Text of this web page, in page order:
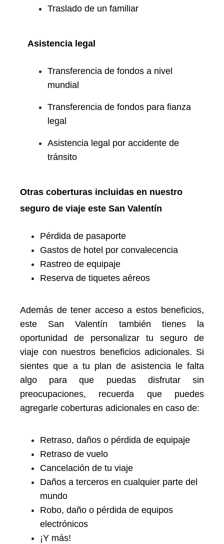
Traslado de un familiar
Asistencia legal
Transferencia de fondos a nivel
mundial
Transferencia de fondos para fianza
legal
Asistencia legal por accidente de
tránsito
Otras coberturas incluidas en nuestro
seguro de viaje este San Valentín
Pérdida de pasaporte
Gastos de hotel por convalecencia
Rastreo de equipaje
Reserva de tiquetes aéreos
Además de tener acceso a estos beneficios,
este San Valentín también tienes la
oportunidad de personalizar tu seguro de
viaje con nuestros beneficios adicionales. Si
sientes que a tu plan de asistencia le falta
algo para que puedas disfrutar sin
preocupaciones, recuerda que puedes
agregarle coberturas adicionales en caso de:
Retraso, daños o pérdida de equipaje
Retraso de vuelo
Cancelación de tu viaje
Daños a terceros en cualquier parte del
mundo
Robo, daño o pérdida de equipos
electrónicos
¡Y más!